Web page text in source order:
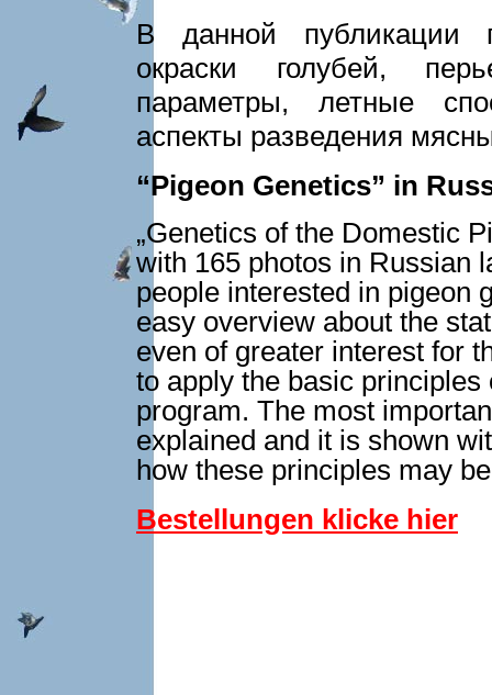
В данной публикации
окраски голубей,
параметры, летные
аспекты разведения
“Pigeon Genetics” in
„Genetics of the Domestic
with 165 photos in Russian
people interested in pigeon
easy overview about the
even of greater interest for
to apply the basic
program. The most
explained and it is shown
how these principles may
Bestellungen klicke hier